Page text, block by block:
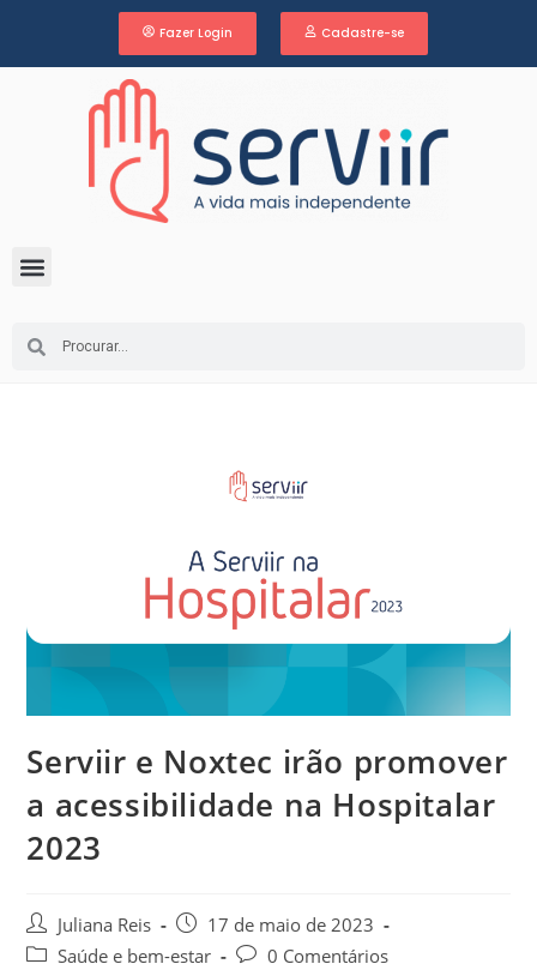
Fazer Login Cadastre-se
Serviir e Noxtec irão promover
a acessibilidade na Hospitalar
2023
Juliana Reis
17 de maio de 2023
Saúde e bem-estar
0 Comentários